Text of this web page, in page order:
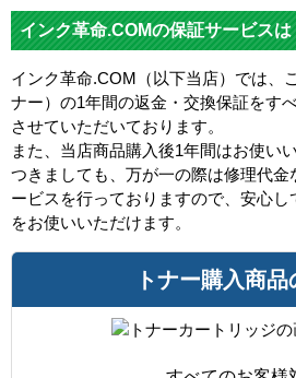
インク革命.COMの保証サービスは
インク革命.COM（以下当店）では、
ナー）の1年間の返金・交換保証をす
させていただいております。
また、当店商品購入後1年間はお使い
つきましても、万が一の際は修理代金
ービスを行っておりますので、安心
をお使いいただけます。
トナー購入商品